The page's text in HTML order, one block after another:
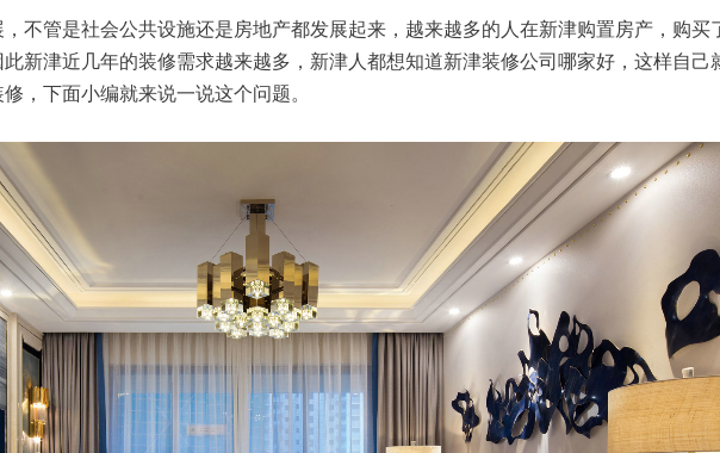
不管是社会公共设施还是房地产都发展起来，越来越多的人在新津购置房产，购买
新津近几年的装修需求越来越多，新津人都想知道新津装修公司哪家好，这样自己
，下面小编就来说一说这个问题。